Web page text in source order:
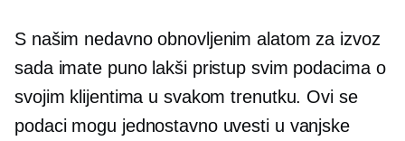
S našim nedavno obnovljenim alatom za izvoz
sada imate puno lakši pristup svim podacima o
svojim klijentima u svakom trenutku. Ovi se
podaci mogu jednostavno uvesti u vanjske